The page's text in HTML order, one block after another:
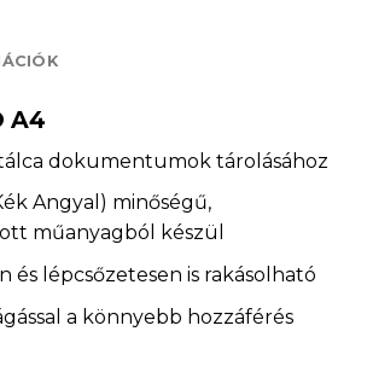
A4
dokumentumok tárolásához
Angyal) minőségű,
műanyagból készül
és lépcsőzetesen is rakásolható
a könnyebb hozzáférés